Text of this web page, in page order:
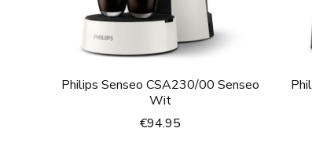
Philips Senseo CSA230/00 Senseo
Wit
€94.95